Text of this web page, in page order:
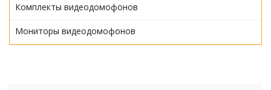
Комплекты видеодомофонов
Мониторы видеодомофонов